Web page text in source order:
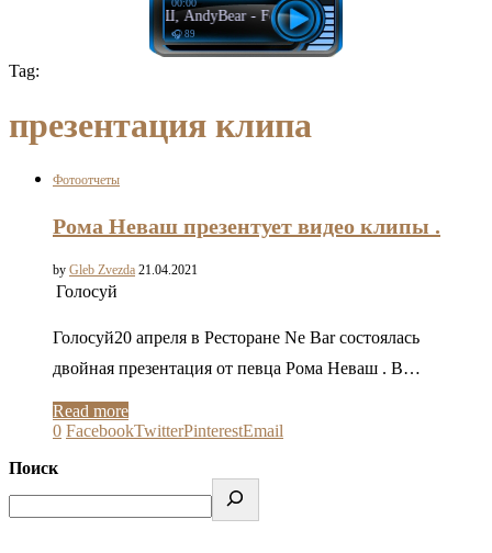
ESCRNШ, AndyBear - Feel The Love
00:00
🎧 89
Tag:
презентация клипа
Фотоотчеты
Рома Неваш презентует видео клипы .
by Gleb Zvezda 21.04.2021
Голосуй
Голосуй20 апреля в Ресторане Ne Bar состоялась
двойная презентация от певца Рома Неваш . В…
Read more
0 FacebookTwitterPinterestEmail
Поиск